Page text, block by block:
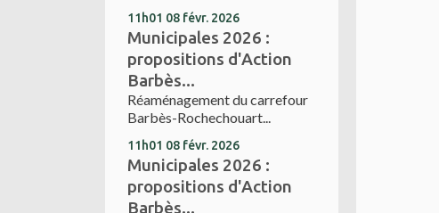
11h01 08 févr. 2026
Municipales 2026 :
propositions d'Action
Barbès...
Réaménagement du carrefour
Barbès-Rochechouart...
11h01 08 févr. 2026
Municipales 2026 :
propositions d'Action
Barbès...